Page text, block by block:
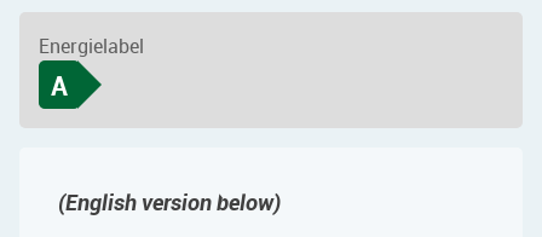
Energielabel
A
(English version below)